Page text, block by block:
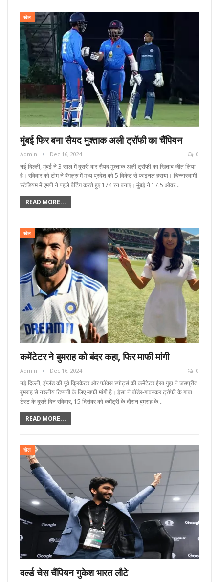
खेल
मुंबई फिर बना सैयद मुश्ताक अली ट्रॉफी का चैंपियन
Admin Dec 16, 2024 0
नई दिल्ली, मुंबई ने 3 साल में दूसरी बार सैयद मुश्ताक अली ट्रॉफी का खिताब जीत लिया
है। रविवार को टीम ने बेंगलुरु में मध्य प्रदेश को 5 विकेट से फाइनल हराया। चिन्नास्वामी
स्टेडियम में एमपी ने पहले बैटिंग करते हुए 174 रन बनाए। मुंबई ने 17.5 ओवर…
READ MORE...
खेल
कमेंटेटर ने बुमराह को बंदर कहा, फिर माफी मांगी
Admin Dec 16, 2024 0
नई दिल्ली, इंग्लैंड की पूर्व क्रिकेटर और फॉक्स स्पोर्ट्स की कमेंटेटर ईसा गुहा ने जसप्रीत
बुमराह से नस्लीय टिप्पणी के लिए माफी मांगी है। ईसा ने बॉर्डर-गावस्कर ट्रॉफी के गाबा
टेस्ट के दूसरे दिन रविवार, 15 दिसंबर को कमेंट्री के दौरान बुमराह के…
READ MORE...
खेल
वर्ल्ड चेस चैंपियन गुकेश भारत लौटे